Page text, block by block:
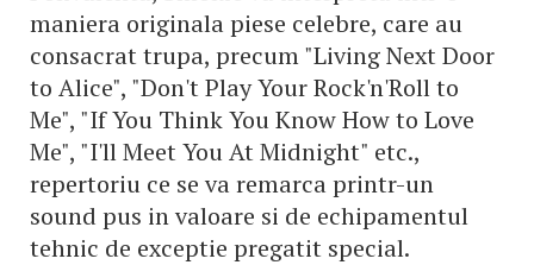
maniera originala piese celebre, care au
consacrat trupa, precum "Living Next Door
to Alice", "Don't Play Your Rock'n'Roll to
Me", "If You Think You Know How to Love
Me", "I'll Meet You At Midnight" etc.,
repertoriu ce se va remarca printr-un
sound pus in valoare si de echipamentul
tehnic de exceptie pregatit special.